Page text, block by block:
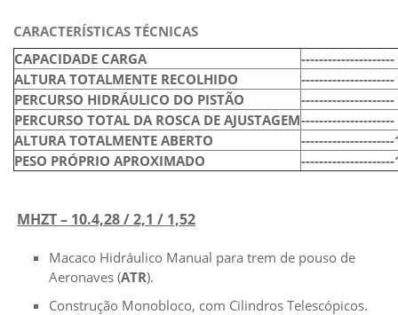
CARACTERÍSTICAS TÉCNICAS
CAPACIDADE CARGA
ALTURA TOTALMENTE RECOLHIDO
---------------------
PERCURSO HIDRÁULICO DO PISTÃO
---------------------
PERCURSO TOTAL DA ROSCA DE AJUSTAGEM---------------------
ALTURA TOTALMENTE ABERTO
---------------------
PESO PRÓPRIO APROXIMADO
---------------------
MHZT – 10.4,28 / 2,1 / 1,52
Macaco Hidráulico Manual para trem de pouso de
Aeronaves (ATR).
Construção Monobloco, com Cilindros Telescópicos.